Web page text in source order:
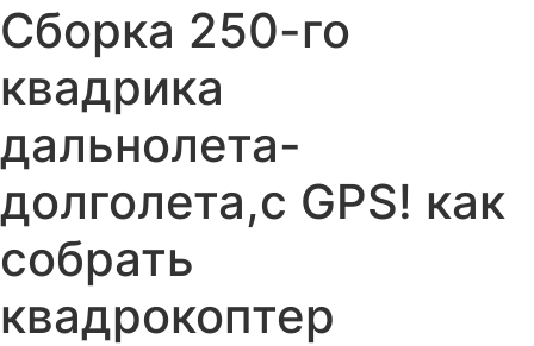
Сборка 250-го
квадрика
дальнолета-
долголета,с GPS! как
собрать
квадрокоптер